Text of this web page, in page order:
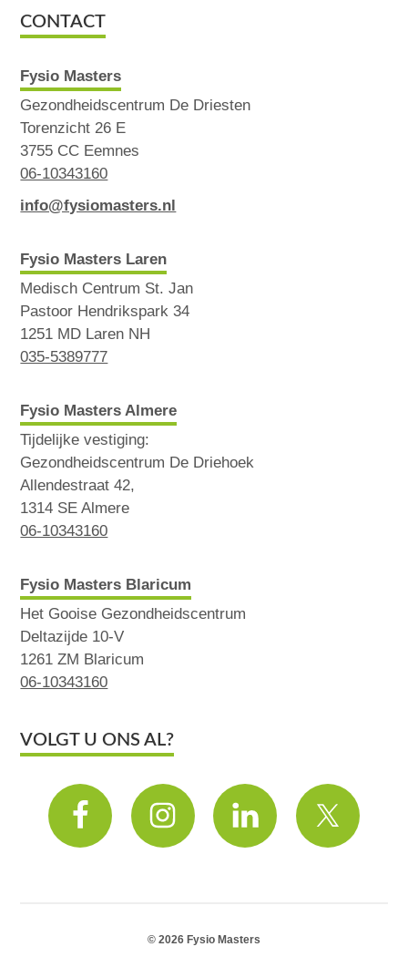
CONTACT
Fysio Masters
Gezondheidscentrum De Driesten
Torenzicht 26 E
3755 CC Eemnes
06-10343160
info@fysiomasters.nl
Fysio Masters Laren
Medisch Centrum St. Jan
Pastoor Hendrikspark 34
1251 MD Laren NH
035-5389777
Fysio Masters Almere
Tijdelijke vestiging:
Gezondheidscentrum De Driehoek
Allendestraat 42,
1314 SE Almere
06-10343160
Fysio Masters Blaricum
Het Gooise Gezondheidscentrum
Deltazijde 10-V
1261 ZM Blaricum
06-10343160
VOLGT U ONS AL?
© 2026 Fysio Masters